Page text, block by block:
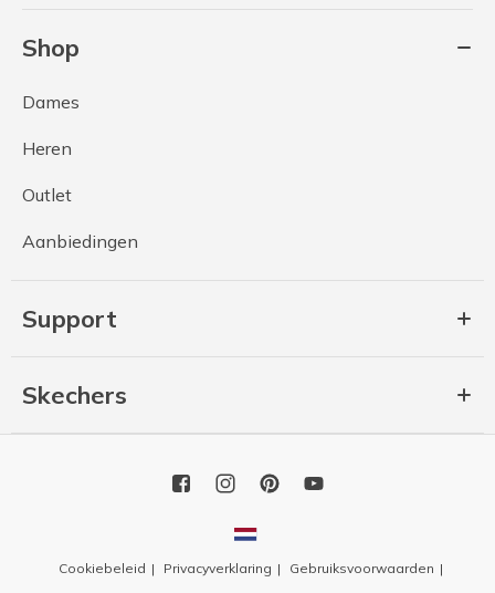
Shop
Dames
Heren
Outlet
Aanbiedingen
Support
Skechers
Cookiebeleid Privacyverklaring
Gebruiksvoorwaarden